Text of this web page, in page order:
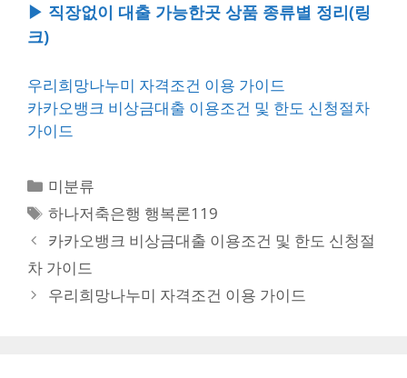
▶ 직장없이 대출 가능한곳 상품 종류별 정리(링
크)
우리희망나누미 자격조건 이용 가이드
카카오뱅크 비상금대출 이용조건 및 한도 신청절차
가이드
Categories
미분류
Tags
하나저축은행 행복론119
Post
navigation
카카오뱅크 비상금대출 이용조건 및 한도 신청절
차 가이드
우리희망나누미 자격조건 이용 가이드